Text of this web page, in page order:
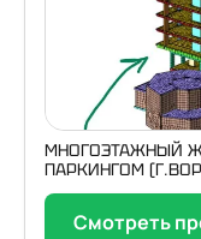
МНОГОЭТАЖНЫЙ
ПАРКИНГОМ
Смотреть